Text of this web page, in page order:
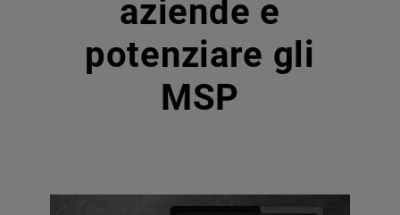
aziende e
potenziare gli
MSP